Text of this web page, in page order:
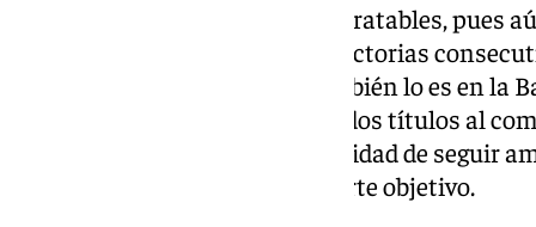
Los de verde y morado están intratables, pues
temporada y encadenan doce victorias
en solitario de la categoría, también lo es en la
además de haber logrado alzar dos títulos al
Ahora se le presenta la oportunidad de seguir
Barcelona, con quien se comparte objetivo.